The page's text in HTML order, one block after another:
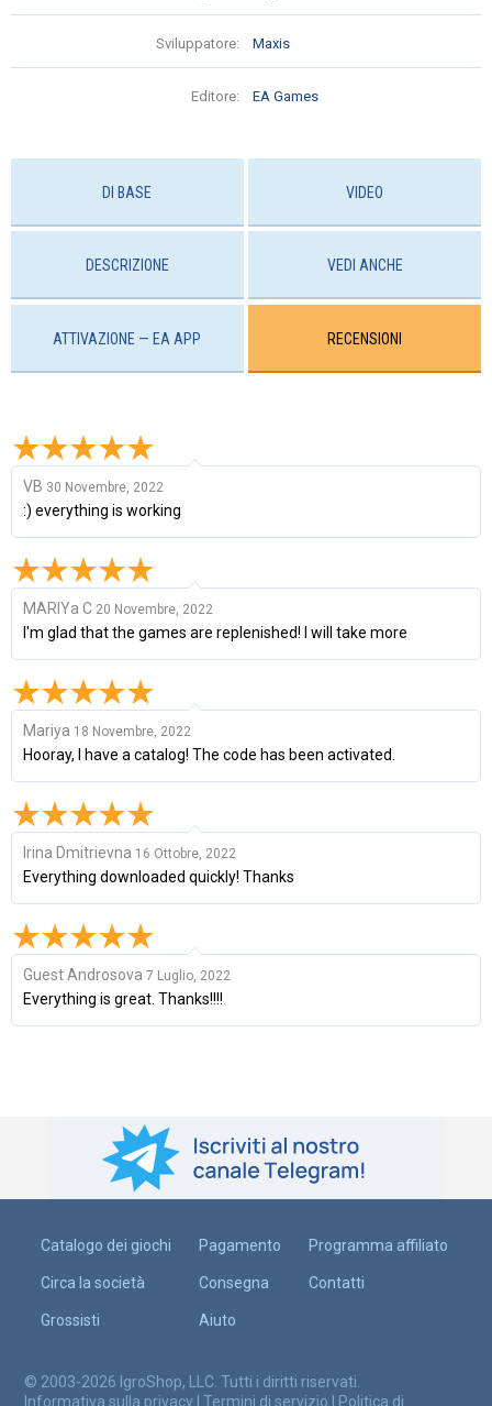
Sviluppatore: Maxis
Editore: EA Games
DI BASE VIDEO
DESCRIZIONE VEDI ANCHE
ATTIVAZIONE — EA APP RECENSIONI
VB 30 Novembre, 2022
:) everything is working
MARIYa C 20 Novembre, 2022
I'm glad that the games are replenished! I will take more
Mariya 18 Novembre, 2022
Hooray, I have a catalog! The code has been activated.
Irina Dmitrievna 16 Ottobre, 2022
Everything downloaded quickly! Thanks
Guest Androsova 7 Luglio, 2022
Everything is great. Thanks!!!!
Catalogo dei giochi
Circa la società
Grossisti
Pagamento
Consegna
Aiuto
Programma affiliato
Contatti
© 2003-2026 IgroShop, LLC. Tutti i diritti riservati.
Informativa sulla privacy | Termini di servizio | Politica di